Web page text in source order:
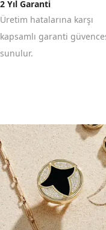
2 Yıl Garanti
Üretim hatalarına karşı
kapsamlı garanti
sunulur.